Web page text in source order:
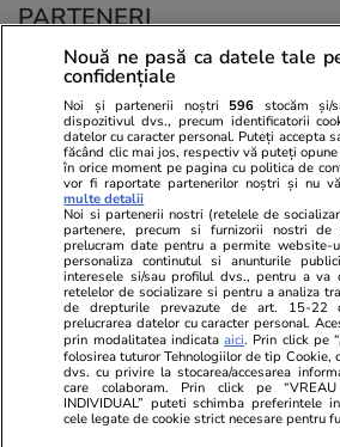
PARTENERI
Viva.ro
Ce s-a aflat despre prima soție a lui
Manda i-a suprins pe toți! Dar mai ales
făcut de Olguța pentru mama copilului
soțului e chiar cir...
Nouă ne pasă ca datele tale
confidențiale
Noi și partenerii noștri 596 stocăm și/
dispozitivul dvs., precum identificatorii
datelor cu caracter personal. Puteți accepta
făcând clic mai jos, respectiv vă puteți
în orice moment pe pagina cu politica de
vor fi raportate partenerilor noștri și nu
multe detalii
Noi si partenerii nostri (retelele de
partenere, precum si furnizorii nostri
prelucram date pentru a permite website-
personaliza continutul si anunturile
interesele si/sau profilul dvs., pentru a va
retelelor de socializare si pentru a analiza
de drepturile prevazute de art. 15-22
prelucrarea datelor cu caracter personal.
prin modalitatea indicataaici. Prin click pe
folosirea tuturor Tehnologiilor de tip Cookie,
dvs. cu privire la stocarea/accesarea
care colaboram. Prin click pe
INDIVIDUAL” puteti schimba preferintele
cele legate de cookie strict necesare pentru